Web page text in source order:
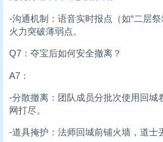
-沟通机制：语音实时报点（如“二层
火力突破薄弱点。
Q7：夺宝后如何安全撤离？
A7：
-分散撤离：团队成员分批次使用回城
网打尽。
-道具掩护：法师回城前铺火墙，道士